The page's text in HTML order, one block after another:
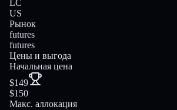
LC
US
Рынок
futures
futures
Цены и выгода
Начальная цена
$149
$150
Макс. аллокация